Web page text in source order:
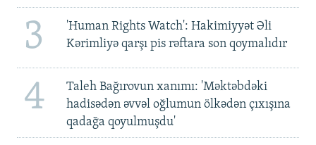
3
'Human Rights Watch': Hakimiyyət Əli
Kərimliyə qarşı pis rəftara son qoymalıdır
4
Taleh Bağırovun xanımı: 'Məktəbdəki
hadisədən əvvəl oğlumun ölkədən çıxışına
qadağa qoyulmuşdu'